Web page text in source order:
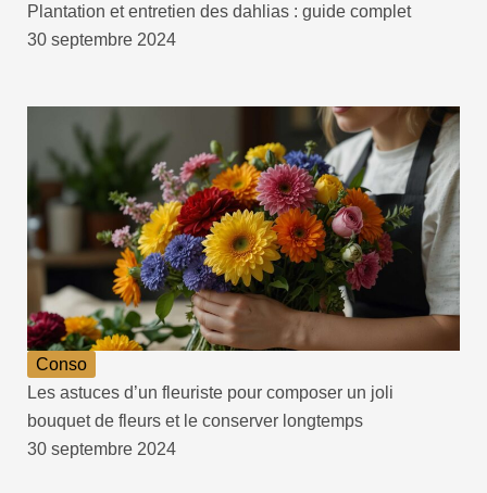
Plantation et entretien des dahlias : guide complet
30 septembre 2024
Conso
Les astuces d’un fleuriste pour composer un joli
bouquet de fleurs et le conserver longtemps
30 septembre 2024